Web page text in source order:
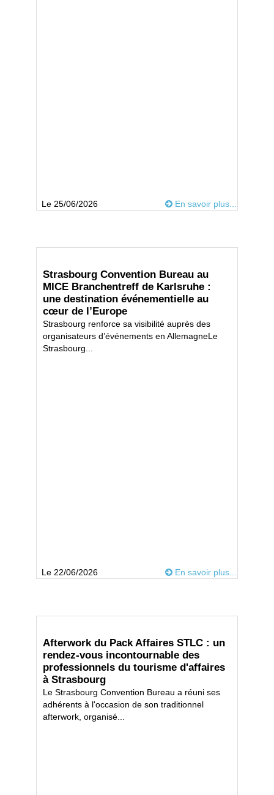
Le 25/06/2026 En savoir plus...
Strasbourg Convention Bureau au
MICE Branchentreff de Karlsruhe :
une destination événementielle au
cœur de l’Europe
Strasbourg renforce sa visibilité auprès des
organisateurs d’événements en AllemagneLe
Strasbourg...
Le 22/06/2026 En savoir plus...
Afterwork du Pack Affaires STLC : un
rendez-vous incontournable des
professionnels du tourisme d'affaires
à Strasbourg
Le Strasbourg Convention Bureau a réuni ses
adhérents à l'occasion de son traditionnel
afterwork, organisé...